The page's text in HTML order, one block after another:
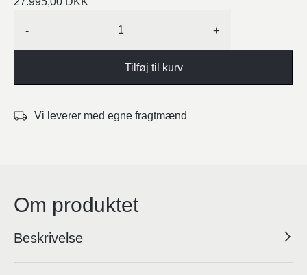
- +
Tilføj til kurv
Vi leverer med egne fragtmænd
Om produktet
Beskrivelse